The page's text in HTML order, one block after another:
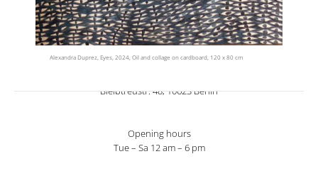
Alexandra Duprez, Eyes, 2024, Oil and collage on cardboard, 120 x 80 cm
T +49 30 20605442
Bleibtreustr. 48, 10623 Berlin
Opening hours
Tue – Sa 12 am – 6 pm